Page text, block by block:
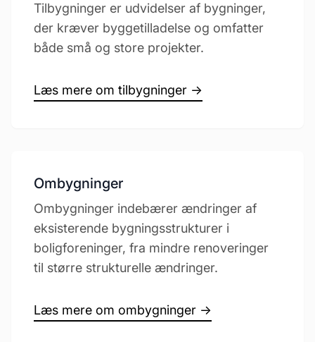
Tilbygninger er udvidelser af bygninger,
der kræver byggetilladelse og omfatter
både små og store projekter.
Læs mere om tilbygninger →
Ombygninger
Ombygninger indebærer ændringer af
eksisterende bygningsstrukturer i
boligforeninger, fra mindre renoveringer
til større strukturelle ændringer.
Læs mere om ombygninger →